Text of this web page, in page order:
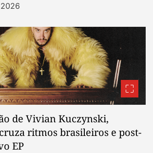
de Vivian Kuczynski,
ritmos brasileiros e post-
EP